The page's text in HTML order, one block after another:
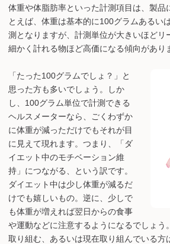
体重や体脂肪率といった計測項目は、製品
とえば、体重は基本的に100グラムあるい
測となりますが、計測単位が大きいほどリ
細かく計れる物ほど高価になる傾向があり
「たった100グラムでしょ？」と
思った方も多いでしょう。しか
し、100グラム単位で計測できる
ヘルスメーターなら、ごくわずか
に体重が減っただけでもそれが目
に見えて現れます。つまり、「ダ
イエット中のモチベーション維
持」につながる、という訳です。
ダイエット中は少し体重が減るだ
けでも嬉しいもの。逆に、少しで
も体重が増えれば翌日からの食事
や運動などに注意するようになるでしょう
取り組む、あるいは現在取り組んでいる方